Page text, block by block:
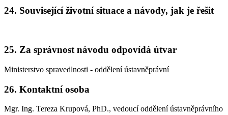
24. Související životní situace a návody, jak je řešit
25. Za správnost návodu odpovídá útvar
Ministerstvo spravedlnosti - oddělení ústavněprávní
26. Kontaktní osoba
Mgr. Ing. Tereza Krupová, PhD., vedoucí oddělení ústavněprávního